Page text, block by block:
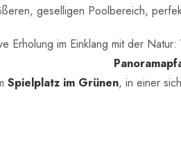
geselligen Poolbereich,
Erholung im Einklang mit der Natur:
Spielplatz im Grünen, in einer